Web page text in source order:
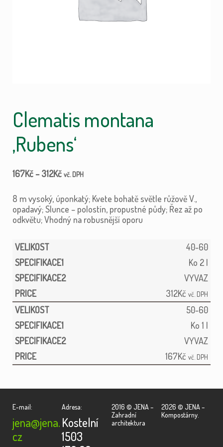
Clematis montana
‚Rubens‘
167Kč–312Kč vč. DPH
8 m vysoký, úponkatý; Kvete bohatě světle růžově V.,
opadavý; Slunce – polostín, propustné půdy; Řez až po
odkvětu; Vhodný na robusnější oporu
40-60
Ko 2 l
VYVAZ
312Kč vč. DPH
50-60
Ko 1 l
VYVAZ
167Kč vč. DPH
E-mail:
jena@jena.
cz
Adresa:
Kostelní
1503
2016 © JENA –
Zahradní
architektura
2026 © JENA –
Kompostárny.